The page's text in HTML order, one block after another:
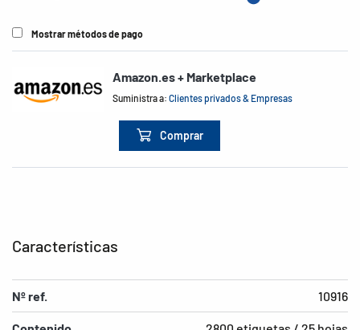
Mostrar métodos de pago
Amazon.es + Marketplace
Suministra a:Clientes privados & Empresas
Comprar
Características
Nº ref. 10916